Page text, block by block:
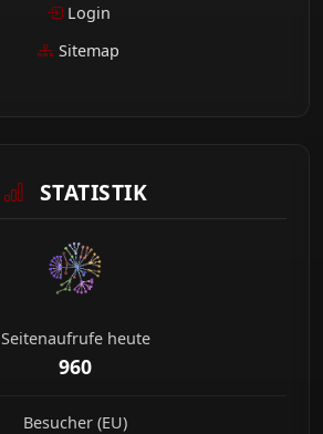
Login
Sitemap
STATISTIK
Seitenaufrufe heute
960
Besucher (EU)